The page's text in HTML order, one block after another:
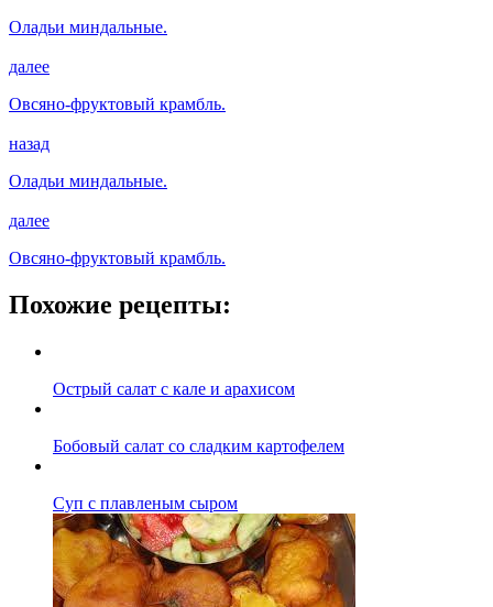
Оладьи миндальные.
далее
Овсяно-фруктовый крамбль.
назад
Оладьи миндальные.
далее
Овсяно-фруктовый крамбль.
Похожие рецепты:
Острый салат с кале и арахисом
Бобовый салат со сладким картофелем
Суп с плавленым сыром